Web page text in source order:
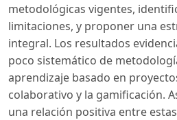
metodológicas vigentes,
limitaciones, y proponer una
integral. Los resultados
poco sistemático de
aprendizaje basado en
colaborativo y la gamificación.
una relación positiva entre